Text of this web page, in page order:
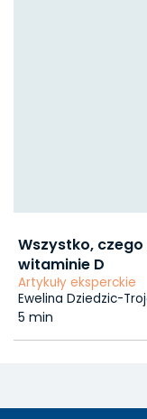
Wszystko,
witaminie D
Artykuły eksperckie
Ewelina Dziedzic-
5 min